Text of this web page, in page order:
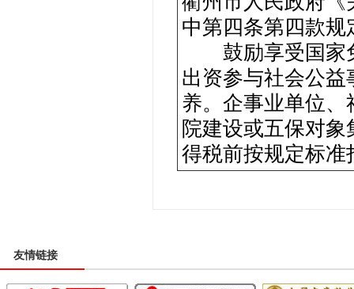
中第四条第四款规
鼓励享受国家免
出资参与社会公
养。企事业单位
院建设或五保对
得税前按规定标准
友情链接